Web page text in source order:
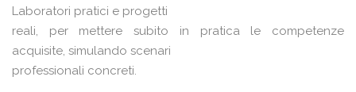
Laboratori pratici e progetti
reali, per mettere subito in pratica le competenze
acquisite, simulando scenari
professionali concreti.